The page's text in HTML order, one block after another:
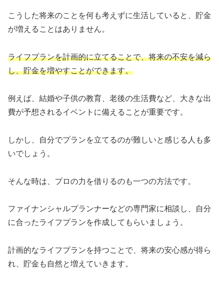
こうした将来のことを何も考えずに生活していると、貯金
が増えることはありません。
ライフプランを計画的に立てることで、将来の不安を減ら
し、貯金を増やすことができます。
例えば、結婚や子供の教育、老後の生活費など、大きな出
費が予想されるイベントに備えることが重要です。
しかし、自分でプランを立てるのが難しいと感じる人も多
いでしょう。
そんな時は、プロの力を借りるのも一つの方法です。
ファイナンシャルプランナーなどの専門家に相談し、自分
に合ったライフプランを作成してもらいましょう。
計画的なライフプランを持つことで、将来の安心感が得ら
れ、貯金も自然と増えていきます。